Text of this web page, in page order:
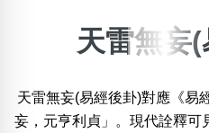
搜尋選項
位置:
一 二 三 四 五 六
天雷無妄
天雷無妄(易經後卦)對應《易
妄，元亨利貞」。現代詮釋可